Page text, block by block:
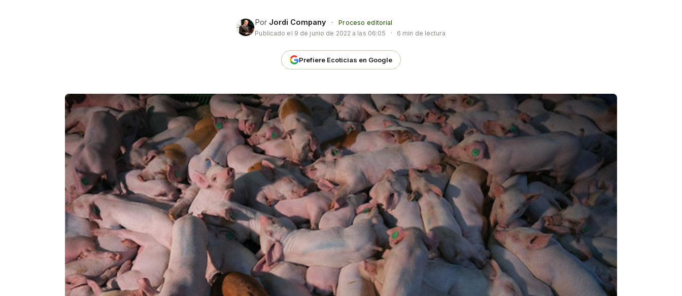
Por Jordi Company ·
Proceso editorial
Publicado el 9 de junio de 2022 a las 06:05 · 6 min de lectura
Prefiere Ecoticias en Google